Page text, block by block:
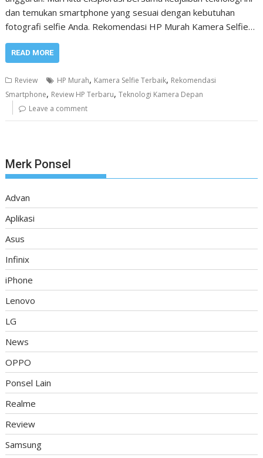
dan temukan smartphone yang sesuai dengan kebutuhan
fotografi selfie Anda. Rekomendasi HP Murah Kamera Selfie…
READ MORE
Review HP Murah, Kamera Selfie Terbaik, Rekomendasi
Smartphone, Review HP Terbaru,Teknologi Kamera Depan
Leave a comment
Merk Ponsel
Advan
Aplikasi
Asus
Infinix
iPhone
Lenovo
LG
News
OPPO
Ponsel Lain
Realme
Review
Samsung